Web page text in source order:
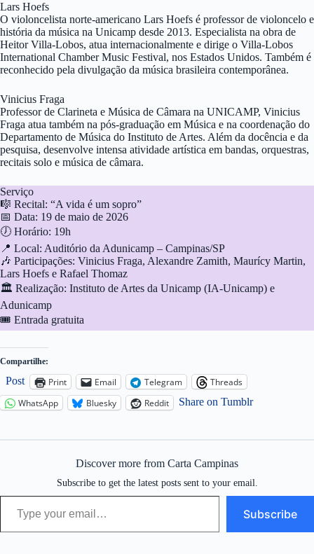
Lars Hoefs
O violoncelista norte-americano Lars Hoefs é professor de violoncelo e
história da música na Unicamp desde 2013. Especialista na obra de
Heitor Villa-Lobos, atua internacionalmente e dirige o Villa-Lobos
International Chamber Music Festival, nos Estados Unidos. Também é
reconhecido pela divulgação da música brasileira contemporânea.
Vinicius Fraga
Professor de Clarineta e Música de Câmara na UNICAMP, Vinicius
Fraga atua também na pós-graduação em Música e na coordenação do
Departamento de Música do Instituto de Artes. Além da docência e da
pesquisa, desenvolve intensa atividade artística em bandas, orquestras,
recitais solo e música de câmara.
Serviço
🎼 Recital: “A vida é um sopro”
📅 Data: 19 de maio de 2026
🕖 Horário: 19h
📍 Local: Auditório da Adunicamp – Campinas/SP
🎶 Participações: Vinicius Fraga, Alexandre Zamith, Maurícy Martin,
Lars Hoefs e Rafael Thomaz
🏛️ Realização: Instituto de Artes da Unicamp (IA-Unicamp) e
Adunicamp
🎟️ Entrada gratuita
Compartilhe:
Post Print Email Telegram
Threads
WhatsApp
Bluesky Reddit Share on Tumblr
Discover more from Carta Campinas
Subscribe to get the latest posts sent to your email.
Type your email…
Subscribe